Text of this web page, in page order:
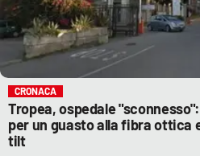
CRONACA
Tropea, ospedale
per un guasto alla fibra ottica
tilt